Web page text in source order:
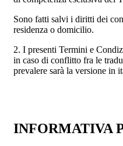
Sono fatti salvi i diritti dei
residenza o domicilio.
2. I presenti Termini e
in caso di conflitto fra le
prevalere sarà la versione in
INFORMATIVA